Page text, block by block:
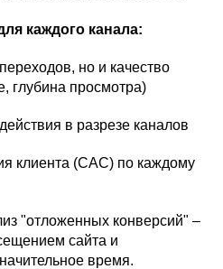
каждого канала:
но и качество
глубина просмотра)
в разрезе каналов
клиента (CAC) по каждому
"отложенных конверсий" –
сайта и
время.